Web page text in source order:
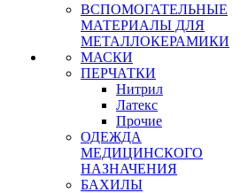
ВСПОМОГАТЕЛЬНЫЕ
МАТЕРИАЛЫ ДЛЯ
МЕТАЛЛОКЕРАМИКИ
МАСКИ
ПЕРЧАТКИ
Нитрил
Латекс
Прочие
ОДЕЖДА
МЕДИЦИНСКОГО
НАЗНАЧЕНИЯ
БАХИЛЫ